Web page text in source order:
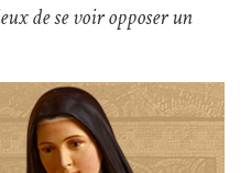
de se voir opposer un